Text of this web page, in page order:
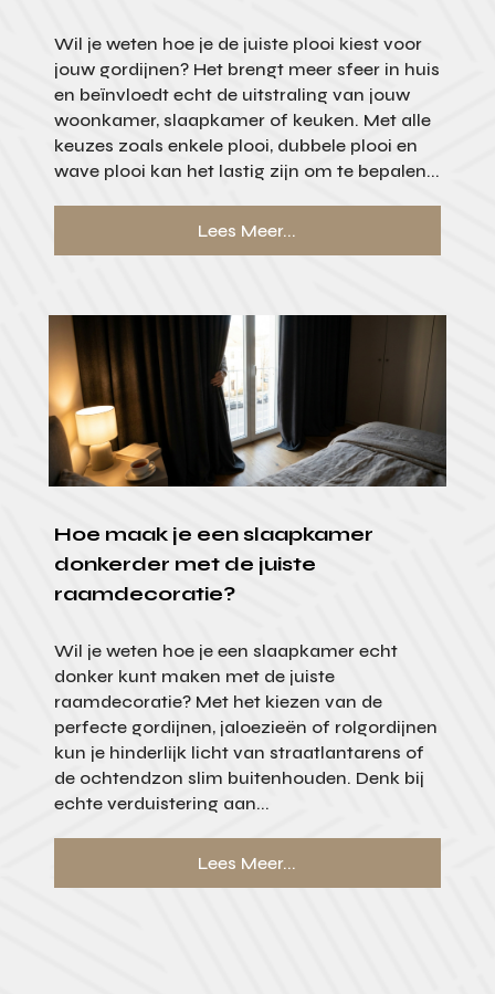
Wil je weten hoe je de juiste plooi kiest voor
jouw gordijnen? Het brengt meer sfeer in huis
en beïnvloedt echt de uitstraling van jouw
woonkamer, slaapkamer of keuken. Met alle
keuzes zoals enkele plooi, dubbele plooi en
wave plooi kan het lastig zijn om te bepalen...
Lees Meer...
Hoe maak je een slaapkamer
donkerder met de juiste
raamdecoratie?
Wil je weten hoe je een slaapkamer echt
donker kunt maken met de juiste
raamdecoratie? Met het kiezen van de
perfecte gordijnen, jaloezieën of rolgordijnen
kun je hinderlijk licht van straatlantarens of
de ochtendzon slim buitenhouden. Denk bij
echte verduistering aan...
Lees Meer...